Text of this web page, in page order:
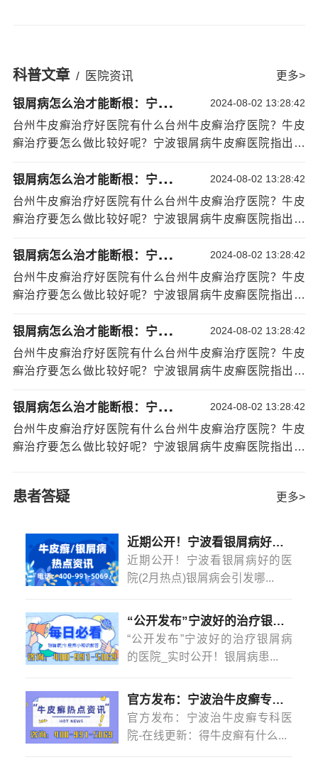
1、北京银屑病专家郑教授联合会诊（会诊费100
元）
2、全项银屑病检查援/助50%
3、治疗援/助20%
此次援/助登记需要名字+电话号码，希望用院内专
鳞屑！点击医生即可进行活动预约或进行在线免费咨询。
牛皮癣研究所的医师表示青少年得了牛皮癣应当
不要着急，要放松自己，孩子父母需要带着患者去专业正
规医院及时的好转，这样才能避免患者受到更大的伤害，
一定要遵循科学正规的原则，不要胡乱的使用药物。
对于青少年的牛皮癣治疗患者是到专业正规的医
院，不要随便的到不正规的门诊或宁波银屑病能治好吗者
患者的病情。而对于牛皮癣治疗只有到专业正规的医院才
能更有针对性的进行系统性的治疗。而对于牛皮癣患者不
要是需要患者选择专业的医院，在具体的选药上也要对因
根据青少年自身的实际情况去正确的下药。
病症类型选药，而且也要针对自己的体质和年龄来用药，
所以患者除了避免盲目的用药以外，也不要选择激素药物
少年的身体健康。得了牛皮癣的患者在临床上要想有效的
痒部位，要避免一些外伤伤害。宁波治疗银屑病医院
台州牛皮癣治疗好医院有什么 台州牛皮癣治疗医
院？牛皮癣治疗要怎么做比较好呢？宁波银屑病牛皮癣医
害，而且患者的生活也会受到很大影响的，所以对于牛皮
癣患者是需要去及时治疗的，千万不要拖着不治。
科普文章 / 医院资讯 更多>
银
屑病怎么治才能断根：宁波治银屑病哪家医院好 2024-08-02 13:28:42
台州牛皮癣治疗好医院有什么台州牛皮癣治疗医院？牛皮
癣治疗要怎么做比较好呢？宁波银屑病牛皮癣医院指出：
为青少年自身的免疫能力是不成熟的，所以更易受到细
菌、病毒和一些疾病侵扰[详情]
银
屑病怎么治才能断根：宁波治银屑病哪家医院好 2024-08-02 13:28:42
台州牛皮癣治疗好医院有什么台州牛皮癣治疗医院？牛皮
癣治疗要怎么做比较好呢？宁波银屑病牛皮癣医院指出：
为青少年自身的免疫能力是不成熟的，所以更易受到细
菌、病毒和一些疾病侵扰[详情]
银
屑病怎么治才能断根：宁波治银屑病哪家医院好 2024-08-02 13:28:42
台州牛皮癣治疗好医院有什么台州牛皮癣治疗医院？牛皮
癣治疗要怎么做比较好呢？宁波银屑病牛皮癣医院指出：
为青少年自身的免疫能力是不成熟的，所以更易受到细
菌、病毒和一些疾病侵扰[详情]
银
屑病怎么治才能断根：宁波治银屑病哪家医院好 2024-08-02 13:28:42
台州牛皮癣治疗好医院有什么台州牛皮癣治疗医院？牛皮
癣治疗要怎么做比较好呢？宁波银屑病牛皮癣医院指出：
为青少年自身的免疫能力是不成熟的，所以更易受到细
菌、病毒和一些疾病侵扰[详情]
银
屑病怎么治才能断根：宁波治银屑病哪家医院好 2024-08-02 13:28:42
台州牛皮癣治疗好医院有什么台州牛皮癣治疗医院？牛皮
癣治疗要怎么做比较好呢？宁波银屑病牛皮癣医院指出：
菌、病毒和一些疾病侵扰
患者答疑 更多>
近期公开！宁波看银屑病好的医院(2月热点)银屑病会引发哪些并发症？
近期公开！宁波看银屑病好的医
院(2月热点)银屑病会引发哪...
“公开发布”宁波好的治疗银屑病的医院_实时公开！银屑病患者能吃菠萝蜜吗？
“公开发布”宁波好的治疗银屑病
的医院_实时公开！银屑病患...
官方发布：宁波治牛皮癣专科医院-在线更新：得牛皮癣有什么忌口的吗？
官方发布：宁波治牛皮癣专科医
院-在线更新：得牛皮癣有什么...